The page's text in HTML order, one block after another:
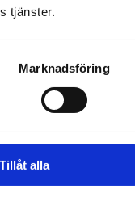
tjänster.
Marknadsföring
Tillåt alla